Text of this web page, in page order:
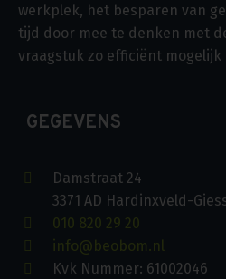
werkplek, het besparen van
tijd door mee te denken met
vraagstuk zo efficiënt mogelijk
GEGEVENS
Damstraat 24
3371 AD Hardinxveld-
010 820 29 20
info@beobom.nl
Kvk Nummer: 61002046